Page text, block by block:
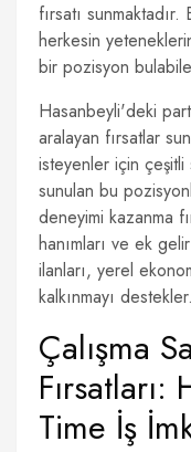
fırsatı
herkesin
bir pozisyon
Hasanbeyli'deki
aralayan fırsatlar
isteyenler için çeşitli
sunulan bu
deneyimi kazanma
hanımları ve ek
ilanları, yerel
kalkınmayı destekler.
Çalışma
Fırsatları:
Time İş